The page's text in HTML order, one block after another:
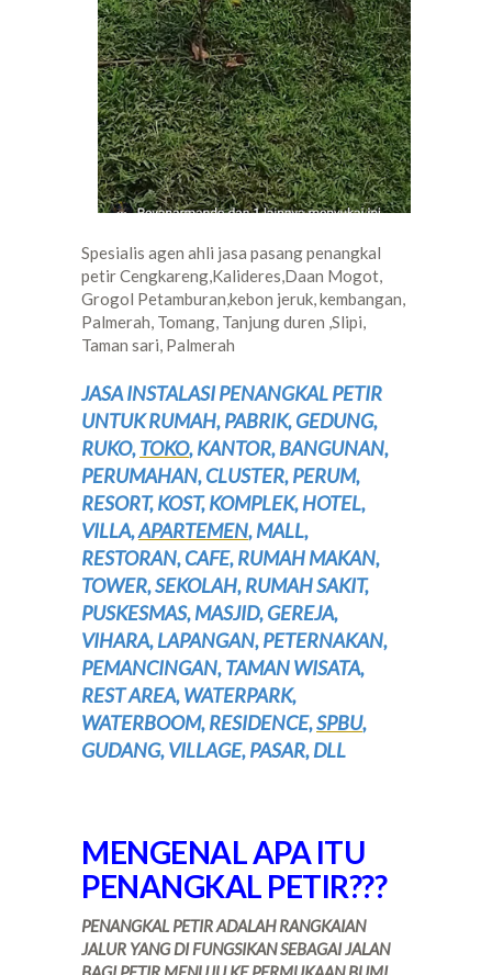
Spesialis agen ahli jasa pasang penangkal
petir Cengkareng,Kalideres,Daan Mogot,
Grogol Petamburan,kebon jeruk, kembangan,
Palmerah, Tomang, Tanjung duren ,Slipi,
Taman sari, Palmerah
JASA INSTALASI PENANGKAL PETIR
UNTUK RUMAH, PABRIK, GEDUNG,
RUKO,TOKO, KANTOR, BANGUNAN,
PERUMAHAN, CLUSTER, PERUM,
RESORT, KOST, KOMPLEK, HOTEL,
VILLA,APARTEMEN, MALL,
RESTORAN, CAFE, RUMAH MAKAN,
TOWER, SEKOLAH, RUMAH SAKIT,
PUSKESMAS, MASJID, GEREJA,
VIHARA, LAPANGAN, PETERNAKAN,
PEMANCINGAN, TAMAN WISATA,
REST AREA, WATERPARK,
WATERBOOM, RESIDENCE,SPBU,
GUDANG, VILLAGE, PASAR, DLL
MENGENAL APA ITU
PENANGKAL PETIR???
PENANGKAL PETIR ADALAH RANGKAIAN
JALUR YANG DI FUNGSIKAN SEBAGAI JALAN